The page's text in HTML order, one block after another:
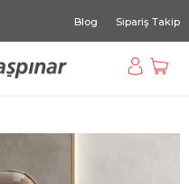
Blog Sipariş Takip